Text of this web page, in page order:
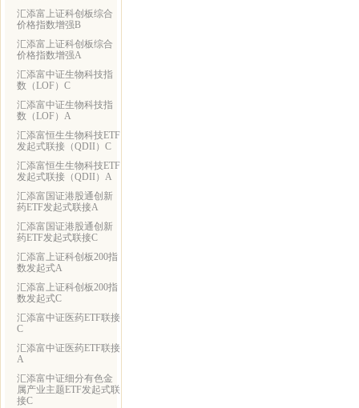
汇添富上证科创板综合
价格指数增强B
汇添富上证科创板综合
价格指数增强A
汇添富中证生物科技指
数（LOF）C
汇添富中证生物科技指
数（LOF）A
汇添富恒生生物科技ETF
发起式联接（QDII）C
汇添富恒生生物科技ETF
发起式联接（QDII）A
汇添富国证港股通创新
药ETF发起式联接A
汇添富国证港股通创新
药ETF发起式联接C
汇添富上证科创板200指
数发起式A
汇添富上证科创板200指
数发起式C
汇添富中证医药ETF联接
C
汇添富中证医药ETF联接
A
汇添富中证细分有色金
属产业主题ETF发起式联
接C